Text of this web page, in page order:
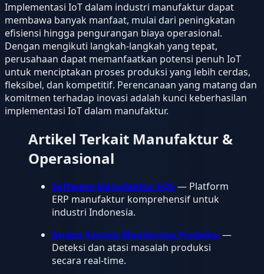
Implementasi IoT dalam industri manufaktur dapat
membawa banyak manfaat, mulai dari peningkatan
efisiensi hingga pengurangan biaya operasional.
Dengan mengikuti langkah-langkah yang tepat,
perusahaan dapat memanfaatkan potensi penuh IoT
untuk menciptakan proses produksi yang lebih cerdas,
fleksibel, dan kompetitif. Perencanaan yang matang dan
komitmen terhadap inovasi adalah kunci keberhasilan
implementasi IoT dalam manufaktur.
Artikel Terkait Manufaktur &
Operasional
Software Manufaktur EOS— Platform
ERP manufaktur komprehensif untuk
industri Indonesia.
Andon System Monitoring Produksi —
Deteksi dan atasi masalah produksi
secara real-time.